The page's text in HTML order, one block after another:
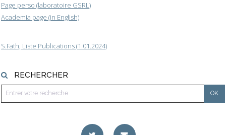
Page perso (laboratoire GSRL)
Academia page (in English)
S.Fath, Liste Publications (1.01.2024)
RECHERCHER